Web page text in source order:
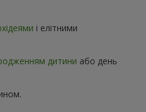
і елітними
дитини або день